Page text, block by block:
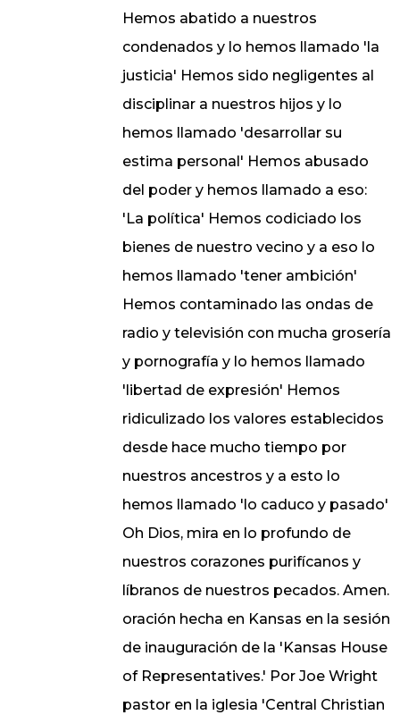
Hemos abatido a nuestros
condenados y lo hemos llamado 'la
justicia' Hemos sido negligentes al
disciplinar a nuestros hijos y lo
hemos llamado 'desarrollar su
estima personal' Hemos abusado
del poder y hemos llamado a eso:
'La política' Hemos codiciado los
bienes de nuestro vecino y a eso lo
hemos llamado 'tener ambición'
Hemos contaminado las ondas de
radio y televisión con mucha grosería
y pornografía y lo hemos llamado
'libertad de expresión' Hemos
ridiculizado los valores establecidos
desde hace mucho tiempo por
nuestros ancestros y a esto lo
hemos llamado 'lo caduco y pasado'
Oh Dios, mira en lo profundo de
nuestros corazones purifícanos y
líbranos de nuestros pecados. Amen.
oración hecha en Kansas en la sesión
de inauguración de la 'Kansas House
of Representatives.' Por Joe Wright
pastor en la iglesia 'Central Christian